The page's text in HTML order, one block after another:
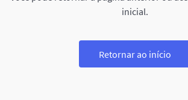
inicial.
Retornar ao início